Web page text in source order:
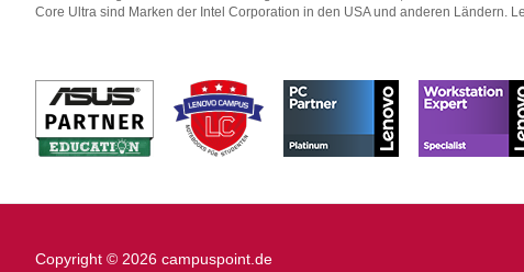
Core Ultra sind Marken der Intel Corporation in den USA und anderen Ländern.
Copyright © 2026 campuspoint.de